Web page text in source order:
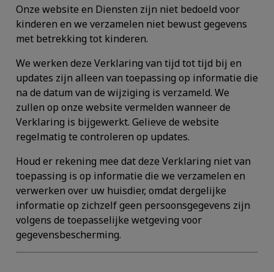
Onze website en Diensten zijn niet bedoeld voor
kinderen en we verzamelen niet bewust gegevens
met betrekking tot kinderen.
We werken deze Verklaring van tijd tot tijd bij en
updates zijn alleen van toepassing op informatie die
na de datum van de wijziging is verzameld. We
zullen op onze website vermelden wanneer de
Verklaring is bijgewerkt. Gelieve de website
regelmatig te controleren op updates.
Houd er rekening mee dat deze Verklaring niet van
toepassing is op informatie die we verzamelen en
verwerken over uw huisdier, omdat dergelijke
informatie op zichzelf geen persoonsgegevens zijn
volgens de toepasselijke wetgeving voor
gegevensbescherming.